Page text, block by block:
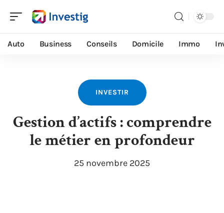
Auto Business Conseils Domicile Immo
INVESTIR
Gestion d’actifs : comprendre
le métier en profondeur
25 novembre 2025